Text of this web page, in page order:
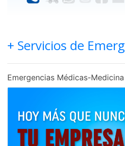
+ Servicios de
Emergencias Médicas-